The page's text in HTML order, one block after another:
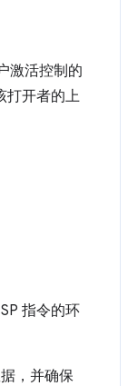
激活控制的
打开者的上
指令的环
，并确保